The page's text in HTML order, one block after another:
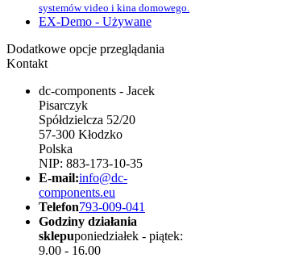
systemów video i kina domowego.
EX-Demo - Używane
Dodatkowe opcje przeglądania
Kontakt
dc-components - Jacek
Pisarczyk
Spółdzielcza 52/20
57-300 Kłodzko
Polska
NIP: 883-173-10-35
E-mail:info@dc-
components.eu
Telefon793-009-041
Godziny działania
sklepuponiedziałek - piątek:
9.00 - 16.00